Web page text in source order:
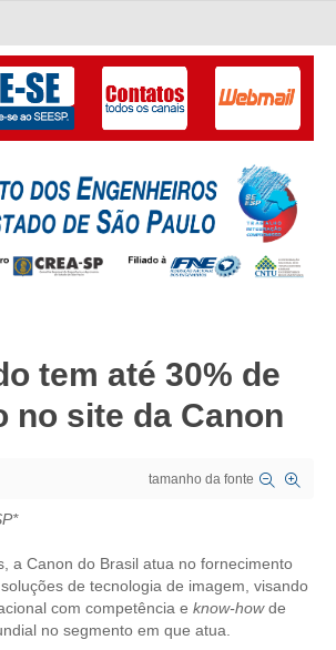
tem até 30% de
no site da Canon
tamanho da fonte
a Canon do Brasil atua no fornecimento
de tecnologia de imagem, visando
com competência e know-howde
no segmento em que atua.